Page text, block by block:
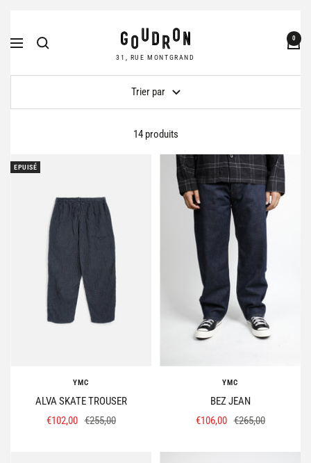
au
Navigation
Goudron
Store
31, RUE MONTGRAND
0
Trier par
14 produits
EPUISÉ
YMC
ALVA SKATE TROUSER
Prix
€102,00 Prix
€255,00
YMC
BEZ JEAN
Prix
vente
€106,00 Prix
€265,00